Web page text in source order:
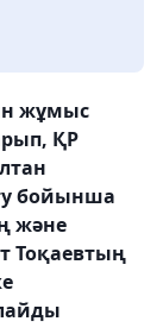
жұмыс
ҚР
бойынша
және
Тоқаевтың